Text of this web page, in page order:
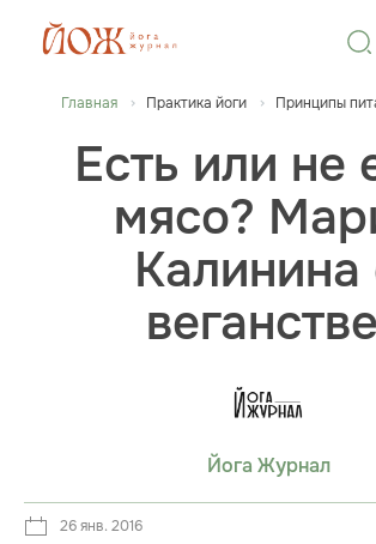
Главная Практика йоги Принципы
Есть или не
мясо?
Калинина
Йога Журнал
26 янв. 2016